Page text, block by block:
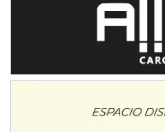
Ciudad de Trenque Lauquen (Asfalto)
ENTRERRIANO - F6 (POSTERGADA)
VICTORIENSE - F7